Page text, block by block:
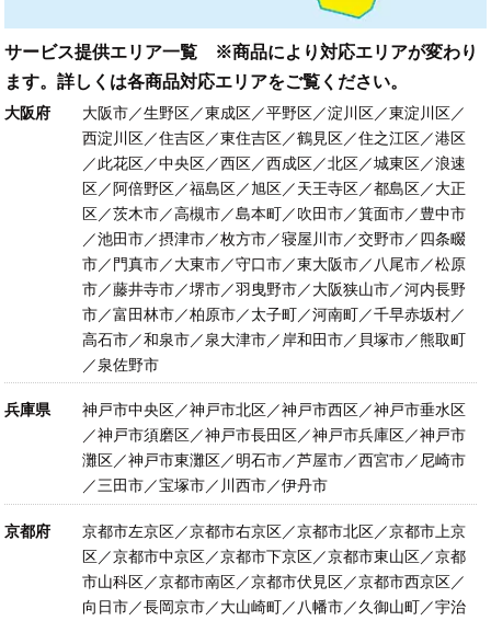
サービス提供エリア一覧 ※商品により対応エリアが変わり
ます。詳しくは各商品対応エリアをご覧ください。
大阪府
大阪市／生野区／東成区／平野区／淀川区／東淀川区／
西淀川区／住吉区／東住吉区／鶴見区／住之江区／港区
／此花区／中央区／西区／西成区／北区／城東区／浪速
区／阿倍野区／福島区／旭区／天王寺区／都島区／大正
区／茨木市／高槻市／島本町／吹田市／箕面市／豊中市
／池田市／摂津市／枚方市／寝屋川市／交野市／四条畷
市／門真市／大東市／守口市／東大阪市／八尾市／松原
市／藤井寺市／堺市／羽曳野市／大阪狭山市／河内長野
市／富田林市／柏原市／太子町／河南町／千早赤坂村／
高石市／和泉市／泉大津市／岸和田市／貝塚市／熊取町
／泉佐野市
兵庫県
神戸市中央区／神戸市北区／神戸市西区／神戸市垂水区
／神戸市須磨区／神戸市長田区／神戸市兵庫区／神戸市
灘区／神戸市東灘区／明石市／芦屋市／西宮市／尼崎市
／三田市／宝塚市／川西市／伊丹市
京都府
京都市左京区／京都市右京区／京都市北区／京都市上京
区／京都市中京区／京都市下京区／京都市東山区／京都
市山科区／京都市南区／京都市伏見区／京都市西京区／
向日市／長岡京市／大山崎町／八幡市／久御山町／宇治